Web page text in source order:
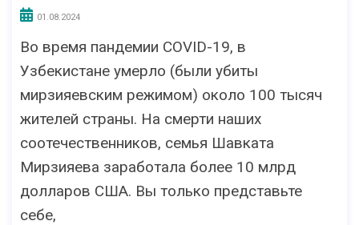
01.08.2024
Во время пандемии COVID-19, в
Узбекистане умерло (были убиты
мирзияевским режимом) около 100 тысяч
жителей страны. На смерти наших
соотечественников, семья Шавката
Мирзияева заработала более 10 млрд
долларов США. Вы только представьте
себе,